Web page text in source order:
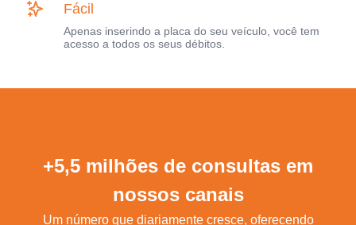
Fácil
Apenas inserindo a placa do seu veículo, você tem
acesso a todos os seus débitos.
+5,5 milhões de consultas em
nossos canais
Um número que diariamente cresce, oferecendo